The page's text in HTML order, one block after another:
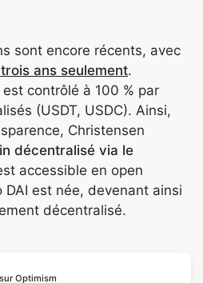
sont encore récents, avec
ans seulement.
contrôlé à 100 % par
(USDT, USDC). Ainsi,
Christensen
décentralisé via le
accessible en open
est née, devenant ainsi
décentralisé.
Optimism